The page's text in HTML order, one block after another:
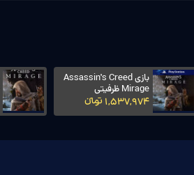
بازی Assassin's Creed
Mirage ظرفیتی
1,537,974 تومانءءء